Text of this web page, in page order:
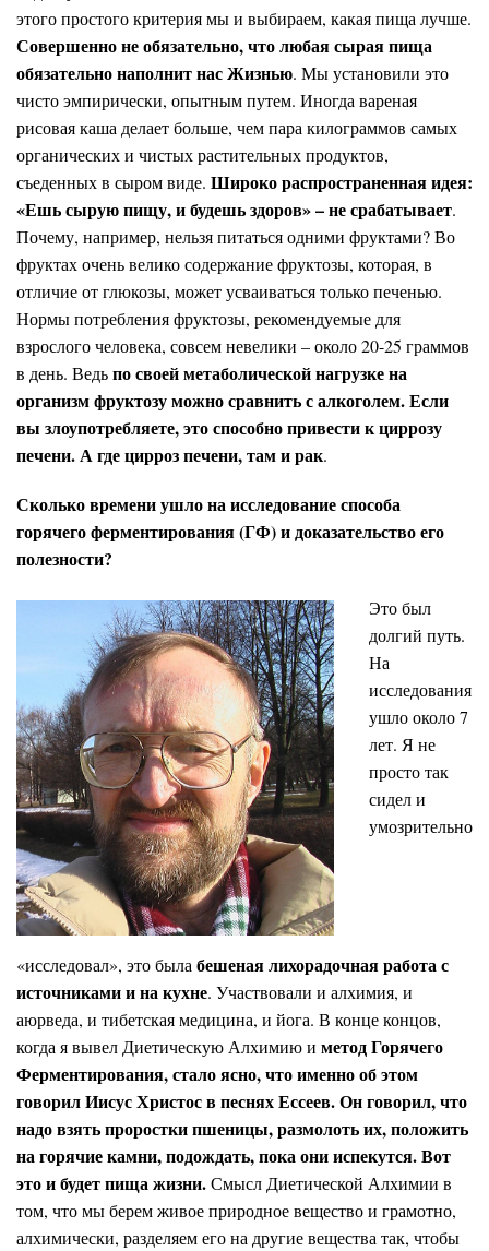
этого простого критерия мы и выбираем, какая пища лучше.
Совершенно необязательно, что любая сырая пища
обязательно наполнит нас Жизнью. Мы установили это
чисто эмпирически, опытным путем. Иногда вареная
рисовая каша делает больше, чем пара килограммов самых
органических и чистых растительных продуктов,
съеденных в сыром виде. Широко распространенная идея:
«Ешь сырую пищу, и будешь здоров» – не срабатывает.
Почему, например, нельзя питаться одними фруктами? Во
фруктах очень велико содержание фруктозы, которая, в
отличие от глюкозы, может усваиваться только печенью.
Нормы потребления фруктозы, рекомендуемые для
взрослого человека, совсем невелики – около 20-25 граммов
в день. Ведьпо своей метаболической нагрузке на
организм фруктозу можно сравнить с алкоголем. Если
вы злоупотребляете, это способно привести к циррозу
печени. А где цирроз печени, там и рак.
Сколько времени ушло на исследование способа
горячего ферментирования (ГФ) и доказательство его
полезности?
Это был
долгий путь.
На
исследования
ушло около 7
лет. Я не
просто так
сидел и
умозрительно
«исследовал», это былабешеная лихорадочная работа с
источниками и на кухне. Участвовали и алхимия, и
аюрведа, и тибетская медицина, и йога. В конце концов,
когда я вывел Диетическую Алхимию и метод Горячего
Ферментирования, стало ясно, что именно об этом
говорил Иисус Христос в песнях Ессеев. Он говорил, что
надо взять проростки пшеницы, размолоть их, положить
на горячие камни, подождать, пока они испекутся. Вот
это и будет пища жизни.Смысл Диетической Алхимии в
том, что мы берем живое природное вещество и грамотно,
алхимически, разделяем его на другие вещества так, чтобы